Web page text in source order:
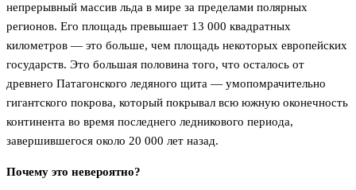
непрерывный массив льда в мире за пределами полярных
регионов. Его площадь превышает 13 000 квадратных
километров — это больше, чем площадь некоторых европейских
государств. Это большая половина того, что осталось от
древнего Патагонского ледяного щита — умопомрачительно
гигантского покрова, который покрывал всю южную оконечность
континента во время последнего ледникового периода,
завершившегося около 20 000 лет назад.
Почему это невероятно?